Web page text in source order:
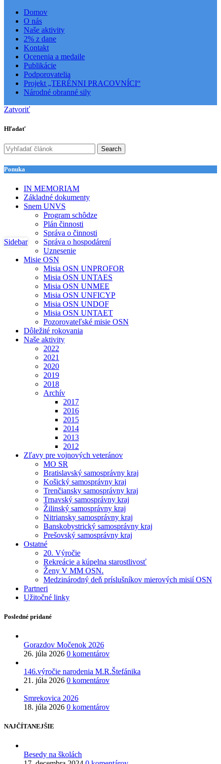
Domov
O nás
Naše aktivity
2% z dane
Kontakt
Ocenenia a medaile
Publikácie
Podporovatelia
Projekt „TERÉNNI PRACOVNÍCI“
Národné obranné sily
Zatvoriť
Hľadať
Search
Ponuka
IN MEMORIAM
Základné dokumenty
Snem UNVS
Program schôdze
Plán činnosti
Správa o činnosti
Správa o hospodárení
Uznesenie
Misie OSN
Misia OSN UNPROFOR
Misia OSN UNTAES
Misia OSN UNMEE
Misia OSN UNFICYP
Misia OSN UNDOF
Misia OSN UNTAET
Pozorovateľské misie OSN
Dôležité rokovania
Naše aktivity
2022
2021
2020
2019
2018
Archív
2017
2016
2015
2014
2013
2012
Zľavy pre vojnových veteránov
MO SR
Bratislavský samosprávny kraj
Košický samosprávny kraj
Trenčiansky samosprávny kraj
Trnavský samosprávny kraj
Žilinský samosprávny kraj
Nitriansky samosprávny kraj
Banskobystrický samosprávny kraj
Prešovský samosprávny kraj
Ostatné
20. Výročie
Rekreácie a kúpelna starostlivosť
Ženy V MM OSN.
Medzinárodný deň príslušníkov mierových misií OSN
Partneri
Užitočné linky
Posledné pridané
Gorazdov Močenok 2026
26. júla 2026 0 komentárov
146.výročie narodenia M.R.Štefánika
21. júla 2026 0 komentárov
Smrekovica 2026
18. júla 2026 0 komentárov
NAJČÍTANEJŠIE
Besedy na školách
Sidebar